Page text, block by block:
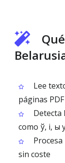
Lee
páginas
Detecta
como ў, і, ы
sin coste